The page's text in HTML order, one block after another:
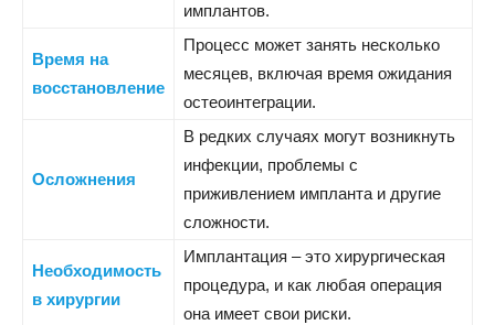
имплантов.
Время на
восстановление
Процесс может занять несколько
месяцев, включая время ожидания
остеоинтеграции.
Осложнения
В редких случаях могут возникнуть
инфекции, проблемы с
приживлением импланта и другие
сложности.
Необходимость
в хирургии
Имплантация – это хирургическая
процедура, и как любая операция
она имеет свои риски.